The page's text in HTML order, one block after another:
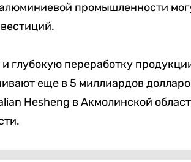
промышленности
глубокую переработку
еще в 5 миллиардов
Hesheng в Акмолинской